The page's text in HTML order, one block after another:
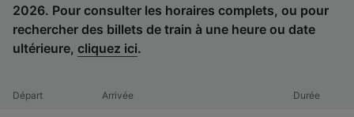
2026. Pour consulter les horaires complets, ou pour
rechercher des billets de train à une heure ou date
ultérieure, cliquez ici.
Départ Arrivée Durée